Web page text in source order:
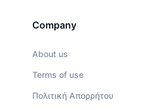
Company
About us
Terms of use
Πολιτική Απορρήτου